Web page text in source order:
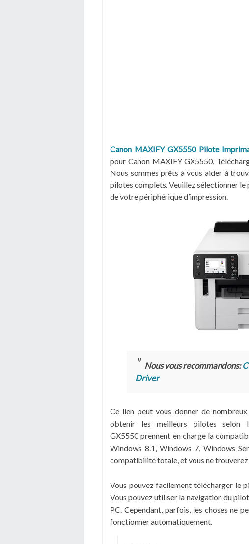
Canon MAXIFY GX5550 Pilote
pour Canon MAXIFY GX5550,
Nous sommes prêts à vous aider à
pilotes complets. Veuillez sélectionner
de votre périphérique d’impression.
Nous vous recommandons:
Driver
Ce lien peut vous donner de
obtenir les meilleurs pilotes selon
GX5550 prennent en charge la
Windows 8.1, Windows 7, Windows
compatibilité totale, et vous ne
Vous pouvez facilement télécharger le
Vous pouvez utiliser la navigation du
PC. Cependant, parfois, les choses ne
fonctionner automatiquement.